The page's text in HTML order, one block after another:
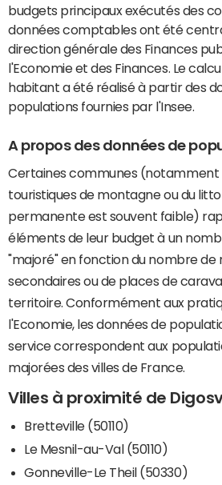
budgets principaux exécutés des
données comptables ont été
direction générale des Finances
l'Economie et des Finances. Le
habitant a été réalisé à partir des
populations fournies par l'Insee.
A propos des données de
Certaines communes (notamment
touristiques de montagne ou du
permanente est souvent faible)
éléments de leur budget à un
"majoré" en fonction du nombre de
secondaires ou de places de
territoire. Conformément aux
l'Economie, les données de
service correspondent aux
majorées des villes de France.
Villes à proximité de
Bretteville (50110)
Le Mesnil-au-Val (50110)
Gonneville-Le Theil (50330)